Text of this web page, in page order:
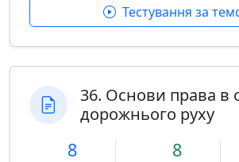
Тестування за
36. Основи права в
дорожнього руху
8 8